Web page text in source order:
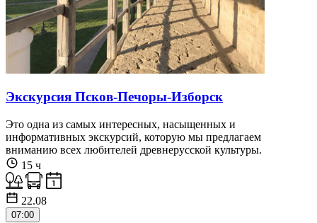
Экскурсия Псков-Печоры-Изборск
Это одна из самых интересных, насыщенных и
информативных экскурсий, которую мы предлагаем
вниманию всех любителей древнерусской культуры.
15 ч
22.08
07:00